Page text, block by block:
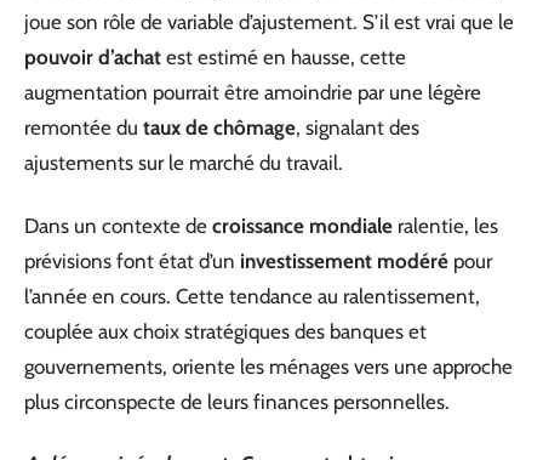
joue son rôle de variable d’ajustement. S’il est vrai que le
pouvoir d’achat est estimé en hausse, cette
augmentation pourrait être amoindrie par une légère
remontée du taux de chômage, signalant des
ajustements sur le marché du travail.
Dans un contexte de croissance mondiale ralentie, les
prévisions font état d’un investissement modéré pour
l’année en cours. Cette tendance au ralentissement,
couplée aux choix stratégiques des banques et
gouvernements, oriente les ménages vers une approche
plus circonspecte de leurs finances personnelles.